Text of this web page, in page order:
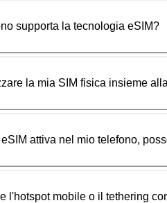
supporta la tecnologia eSIM?
la mia SIM fisica insieme
attiva nel mio telefono,
l'hotspot mobile o il tethering